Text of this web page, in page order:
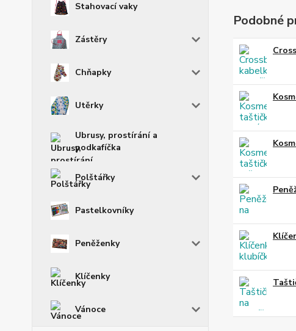
Stahovací vaky
Zástěry
Chňapky
Utěrky
Ubrusy, prostírání a
podkafíčka
Polštářky
Pastelkovníky
Peněženky
Klíčenky
Vánoce
Podobné